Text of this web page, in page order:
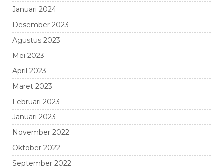
Januari 2024
Desember 2023
Agustus 2023
Mei 2023
April 2023
Maret 2023
Februari 2023
Januari 2023
November 2022
Oktober 2022
September 2022